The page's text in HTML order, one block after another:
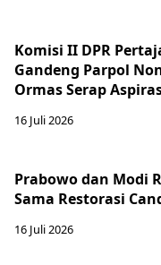
Komisi II DPR
Gandeng Parpol
Ormas Serap
16 Juli 2026
Prabowo dan Modi
Sama Restorasi
16 Juli 2026